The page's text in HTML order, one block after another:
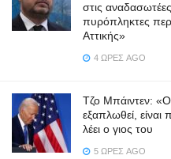
στις
πυρόπληκτες
Αττικής»
4 ΏΡΕΣ AGO
Τζο Μπάιντεν: «Ο
εξαπλωθεί,
λέει ο γιος του
5 ΏΡΕΣ AGO